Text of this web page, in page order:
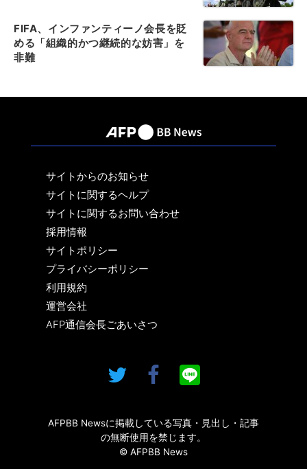
FIFA、インファンティーノ会長を貶
める「組織的かつ継続的な妨害」を
非難
サイトからのお知らせ
サイトに関するヘルプ
サイトに関するお問い合わせ
採用情報
サイトポリシー
プライバシーポリシー
利用規約
運営会社
AFP通信会長ごあいさつ
AFPBB Newsに掲載している写真・見出し・記事
の無断使用を禁じます。
© AFPBB News